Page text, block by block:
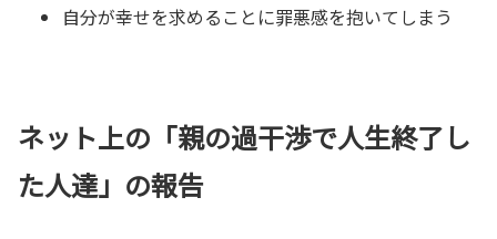
自分が幸せを求めることに罪悪感を抱いてしまう
ネット上の「親の過干渉で人生終了し
た人達」の報告